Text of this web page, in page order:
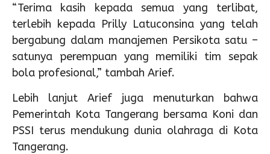
“Terima kasih kepada semua yang terlibat,
terlebih kepada Prilly Latuconsina yang telah
bergabung dalam manajemen Persikota satu –
satunya perempuan yang memiliki tim sepak
bola profesional,” tambah Arief.
Lebih lanjut Arief juga menuturkan bahwa
Pemerintah Kota Tangerang bersama Koni dan
PSSI terus mendukung dunia olahraga di Kota
Tangerang.